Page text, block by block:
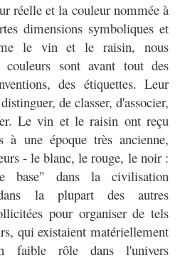
réelle et la couleur nommée à
dimensions symboliques et
le vin et le raisin, nous
sont avant tout des
des étiquettes. Leur
de classer, d'associer,
Le vin et le raisin ont reçu
à une époque très ancienne,
- le blanc, le rouge, le noir :
base" dans la civilisation
la plupart des autres
pour organiser de tels
qui existaient matériellement
faible rôle dans l'univers